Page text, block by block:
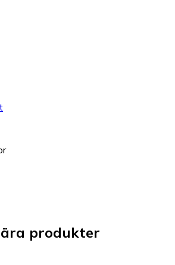
produkter